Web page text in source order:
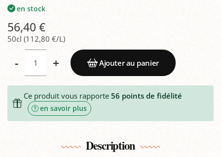
en stock
56,40 €
50cl (112,80 €/L)
- + Ajouter au panier
Ce produit vous rapporte56 points de fidélité
en savoir plus
Description